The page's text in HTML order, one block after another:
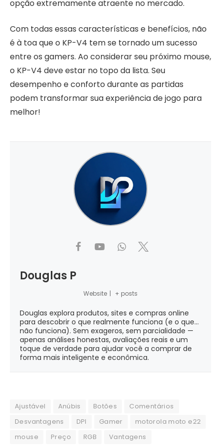
opção extremamente atraente no mercado.
Com todas essas características e benefícios, não
é à toa que o KP-V4 tem se tornado um sucesso
entre os gamers. Ao considerar seu próximo mouse,
o KP-V4 deve estar no topo da lista. Seu
desempenho e conforto durante as partidas
podem transformar sua experiência de jogo para
melhor!
Douglas P
Website | + posts
Douglas explora produtos, sites e compras online
para descobrir o que realmente funciona (e o que...
não funciona). Sem exageros, sem parcialidade —
apenas análises honestas, avaliações reais e um
toque de verdade para ajudar você a comprar de
forma mais inteligente e econômica.
Ajustável Anúbis Botões
Comentários
Desvantagens
DPI Gamer
motorola moto e22
mouse
Preço RGB Vantagens